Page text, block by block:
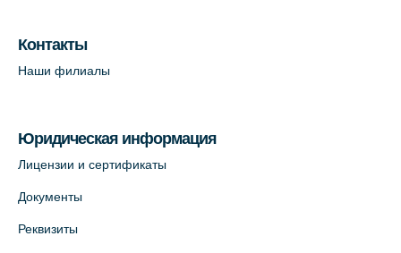
пр. В.О., д.5 (официальный партнёр)
Контакты
Наши филиалы
Юридическая информация
Лицензии и сертификаты
Документы
Реквизиты